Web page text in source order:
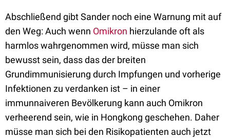
Abschließend gibt Sander noch eine Warnung mit auf
den Weg: Auch wenn Omikron hierzulande oft als
harmlos wahrgenommen wird, müsse man sich
bewusst sein, dass das der breiten
Grundimmunisierung durch Impfungen und vorherige
Infektionen zu verdanken ist – in einer
immunnaiveren Bevölkerung kann auch Omikron
verheerend sein, wie in Hongkong geschehen. Daher
müsse man sich bei den Risikopatienten auch jetzt